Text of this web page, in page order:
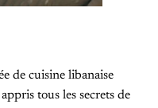
de cuisine libanaise
tous les secrets de